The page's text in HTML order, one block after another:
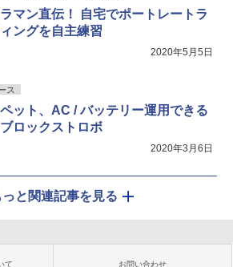
マン直伝！ 自宅でポートレートラ
ングを自主練習
2020年5月5日
ス
ット、AC / バッテリー運用できる
ロックストロボ
2020年3月6日
っと関連記事を見る
て お問い合わせ